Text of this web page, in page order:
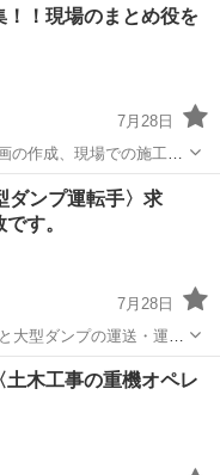
！！現場のまとめ役を
7月28日
の作成、現場での施工管
業務をお任せします。 東
ど）をお任せします。
ダンプ運転手〉求
す。
7月28日
大型ダンプの運送・運転
砕石・アスファルト） 配
め臨機応変に対応してい
木工事の重機オペレ